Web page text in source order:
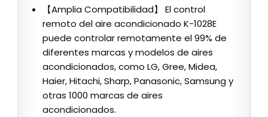
【Amplia Compatibilidad】 El control
remoto del aire acondicionado K-1028E
puede controlar remotamente el 99% de
diferentes marcas y modelos de aires
acondicionados, como LG, Gree, Midea,
Haier, Hitachi, Sharp, Panasonic, Samsung y
otras 1000 marcas de aires
acondicionados.